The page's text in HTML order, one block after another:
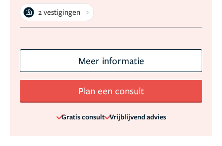
2 vestigingen
Meer informatie
Plan een consult
Gratis consult Vrijblijvend advies